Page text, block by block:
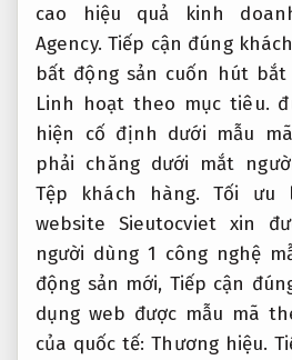
cao hiệu quả kinh
Agency. Tiếp cận đúng
bất động sản cuốn hút bắt
Linh hoạt theo mục tiêu.
hiện cố định dưới mẫu
phải chăng dưới mắt
Tệp khách hàng.
Tối ưu
website Sieutocviet xin
người dùng 1 công nghệ
động sản mới, Tiếp cận
dụng web được mẫu mã
của quốc tế:Thương hiệu.